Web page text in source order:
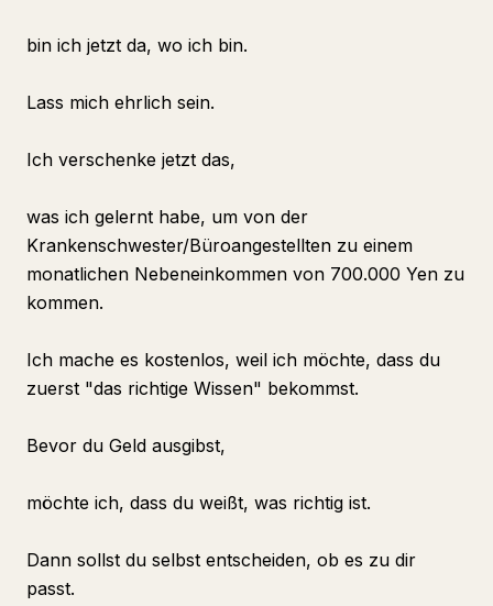
bin ich jetzt da, wo ich bin.
Lass mich ehrlich sein.
Ich verschenke jetzt das,
was ich gelernt habe, um von der
Krankenschwester/Büroangestellten zu einem
monatlichen Nebeneinkommen von 700.000 Yen zu
kommen.
Ich mache es kostenlos, weil ich möchte, dass du
zuerst "das richtige Wissen" bekommst.
Bevor du Geld ausgibst,
möchte ich, dass du weißt, was richtig ist.
Dann sollst du selbst entscheiden, ob es zu dir
passt.